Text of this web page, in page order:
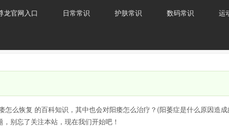
龙官网入口 日常常识 护肤常识 数码常识 运
怎么恢复 的百科知识，其中也会对阳痿怎么治疗？(阳萎症是什么原因造
别忘了关注本站，现在我们开始吧！